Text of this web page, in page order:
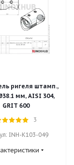
ригеля штамп.,
мм, AISI 304,
GRIT 600
3
INH-K103-049